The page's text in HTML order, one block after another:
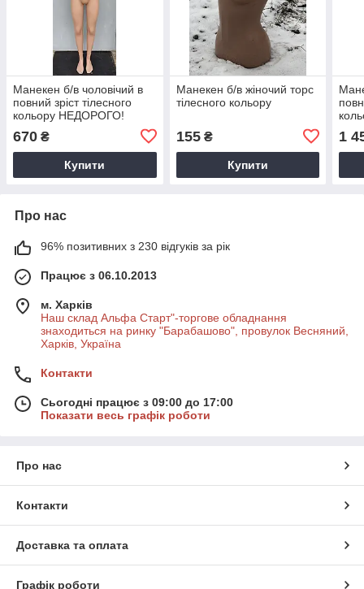
Манекен б/в чоловічий в
повний зріст тілесного
кольору НЕДОРОГО!
670 ₴
Купити
Манекен б/в жіночий торс
тілесного кольору
155₴
Купити
1
Про нас
96% позитивних з 230 відгуків за рік
Працює з 06.10.2013
м. Харків
Наш склад Альфа Старт"-торгове обладнання
знаходиться на ринку "Барабашово", провулок Весняний,
Харків, Україна
Контакти
Сьогодні працює з 09:00 до 17:00
Показати весь графік роботи
Про нас
Контакти
Доставка та оплата
Графік роботи